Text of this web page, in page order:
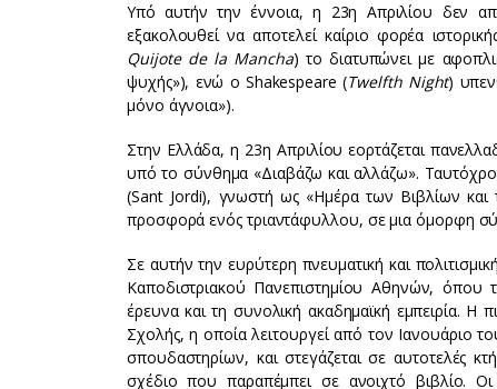
Υπό αυτήν την έννοια, η 23η Απριλίου δεν
εξακολουθεί να αποτελεί καίριο φορέα
Quijote de la Mancha) το διατυπώνει με
ψυχής»), ενώ ο Shakespeare (Twelfth Night)
μόνο άγνοια»).
Στην Ελλάδα, η 23η Απριλίου εορτάζεται
υπό το σύνθημα «Διαβάζω και αλλάζω».
(Sant Jordi), γνωστή ως «Ημέρα των Βιβλίων
προσφορά ενός τριαντάφυλλου, σε μια όμορφη
Σε αυτήν την ευρύτερη πνευματική και
Καποδιστριακού Πανεπιστημίου Αθηνών, όπου
έρευνα και τη συνολική ακαδημαϊκή εμπειρία. Η
Σχολής, η οποία λειτουργεί από τον Ιανουάριο
σπουδαστηρίων, και στεγάζεται σε αυτοτελές
σχέδιο που παραπέμπει σε ανοιχτό βιβλίο.